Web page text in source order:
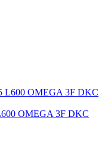
OMEGA 3F DKC